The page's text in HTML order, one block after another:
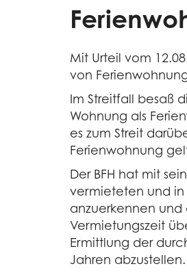
Mit Urteil vom
von
Im Streitfall besaß
Wohnung als
es zum Streit
Ferienwohnung
Der BFH hat mit
vermieteten und in
anzuerkennen
Vermietungszeit
Ermittlung der
Jahren abzustellen.